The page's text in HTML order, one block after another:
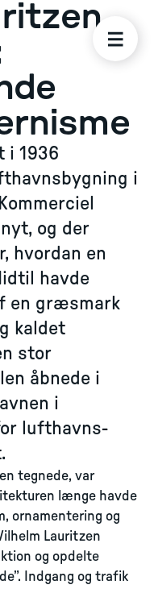
i 1936
i
og der
hvordan en
havde
en græsmark
kaldet
stor
åbnede i
i
lufthavns-
tegnede, var
længe havde
ornamentering og
Lauritzen
og opdelte
Indgang og trafik